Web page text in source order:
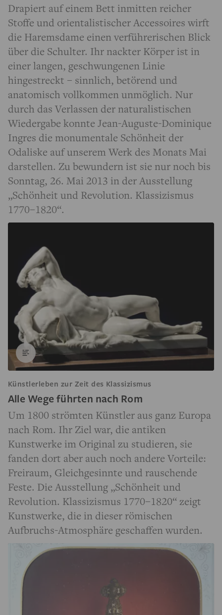
Drapiert auf einem Bett inmitten reicher
Stoffe und orientalistischer Accessoires wirft
die Haremsdame einen verführerischen Blick
über die Schulter. Ihr nackter Körper ist in
einer langen, geschwungenen Linie
hingestreckt – sinnlich, betörend und
anatomisch vollkommen unmöglich. Nur
durch das Verlassen der naturalistischen
Wiedergabe konnte Jean-Auguste-Dominique
Ingres die monumentale Schönheit der
Odaliske auf unserem Werk des Monats Mai
darstellen. Zu bewundern ist sie nur noch bis
Sonntag, 26. Mai 2013 in der Ausstellung
„Schönheit und Revolution. Klassizismus
1770–1820“.
Künstlerleben zur Zeit des Klassizismus
Alle Wege führten nach Rom
Um 1800 strömten Künstler aus ganz Europa
nach Rom. Ihr Ziel war, die antiken
Kunstwerke im Original zu studieren, sie
fanden dort aber auch noch andere Vorteile:
Freiraum, Gleichgesinnte und rauschende
Feste. Die Ausstellung „Schönheit und
Revolution. Klassizismus 1770–1820“ zeigt
Kunstwerke, die in dieser römischen
Aufbruchs-Atmosphäre geschaffen wurden.